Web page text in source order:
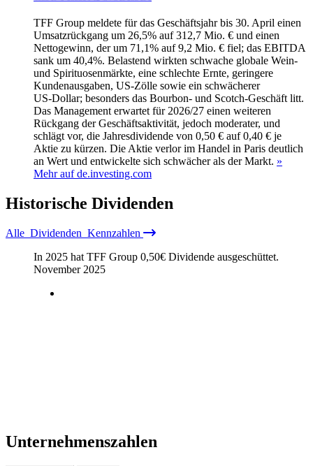
TFF Group meldete für das Geschäftsjahr bis 30. April einen
Umsatzrückgang um 26,5% auf 312,7 Mio. € und einen
Nettogewinn, der um 71,1% auf 9,2 Mio. € fiel; das EBITDA
sank um 40,4%. Belastend wirkten schwache globale Wein‑
und Spirituosenmärkte, eine schlechte Ernte, geringere
Kundenausgaben, US‑Zölle sowie ein schwächerer
US‑Dollar; besonders das Bourbon‑ und Scotch‑Geschäft litt.
Das Management erwartet für 2026/27 einen weiteren
Rückgang der Geschäftsaktivität, jedoch moderater, und
schlägt vor, die Jahresdividende von 0,50 € auf 0,40 € je
Aktie zu kürzen. Die Aktie verlor im Handel in Paris deutlich
an Wert und entwickelte sich schwächer als der Markt. »
Mehr auf de.investing.com
Historische Dividenden
Alle Dividenden Kennzahlen
In 2025 hat TFF Group 0,50€ Dividende ausgeschüttet.
November 2025
Unternehmenszahlen